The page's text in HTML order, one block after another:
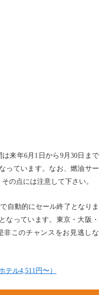
来年6月1日から9月30日まで
っています。なお、燃油サー
の点には注意して下さい。
自動的にセール終了となりま
なっています。東京・大阪・
非このチャンスをお見逃しな
ル4,511円〜）